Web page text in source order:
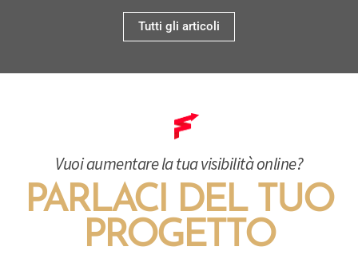
Tutti gli articoli
Vuoi aumentare la tua visibilità online?
PARLACI DEL TUO
PROGETTO